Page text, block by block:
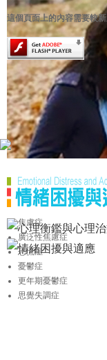
這個頁面上的內容需要較
焦慮症
廣泛性焦慮症
恐慌症
憂鬱症
更年期憂鬱症
思覺失調症